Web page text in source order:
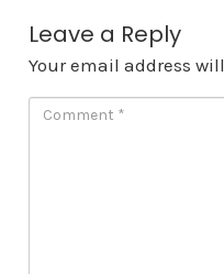
Leave a Reply
Your email address